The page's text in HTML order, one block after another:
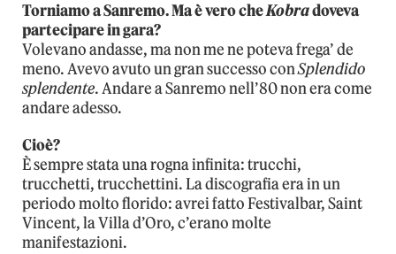
Torniamo a Sanremo. Ma è vero cheKobradoveva
partecipare in gara?
Volevano andasse, ma non me ne poteva frega’ de
meno. Avevo avuto un gran successo conSplendido
splendente. Andare a Sanremo nell’80 non era come
andare adesso.
Cioè?
È sempre stata una rogna infinita: trucchi,
trucchetti, trucchettini. La discografia era in un
periodo molto florido: avrei fatto Festivalbar, Saint
Vincent, la Villa d’Oro, c’erano molte
manifestazioni.